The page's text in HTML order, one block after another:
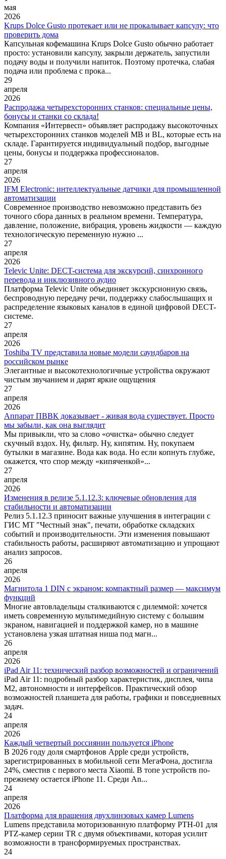
мая
2026
Krups Dolce Gusto протекает или не прокалывает капсулу: что
проверить дома
Капсульная кофемашина Krups Dolce Gusto обычно работает
просто: установили капсулу, закрыли держатель, запустили
подачу воды и получили напиток. Поэтому протечка, слабая
подача или проблема с прока...
29
апреля
2026
Распродажа четырехсторонних станков: специальные цены,
бонусы и станки со склада!
Компания «Интервесп» объявляет распродажу высокоточных
четырехсторонних станков моделей MB и BL, которые есть на
складе. Гарантируется индивидуальный подбор, выгодные
цены, бонусы и поддержка профессионалов.
27
апреля
2026
IFM Electronic: интеллектуальные датчики для промышленной
автоматизации
Современное производство невозможно представить без
точного сбора данных в реальном времени. Температура,
давление, положение, вибрация, уровень жидкости — каждую
технологическую переменную нужно ...
27
апреля
2026
Televic Unite: DECT-система для экскурсий, синхронного
перевода и инклюзивного аудио
Платформа Televic Unite объединяет экскурсионную связь,
беспроводную передачу речи, поддержку слабослышащих и
распределение языковых каналов в единой цифровой DECT-
системе.
27
апреля
2026
Toshiba TV представила новые модели саундбаров на
российском рынке
Элегантные и высокотехнологичные устройства окружают
чистым звучанием и дарят яркие ощущения
27
апреля
2026
Аппарат ПВВК доказывает - живая вода существует. Просто
мы забыли, как она выглядит
Мы привыкли, что за слово «очистка» обычно следует
скучный вздох. Ну, фильтр. Ну, кипятим. Ну, покупаем
бутылки в магазине. Вода как вода. Но если копнуть глубже,
окажется, что спор между «кипяченкой»...
27
апреля
2026
Изменения в релизе 5.1.12.3: ключевые обновления для
стабильности и автоматизации
Релиз 5.1.12.3 приносит важные улучшения в интеграции с
ГИС МТ "Честный знак", печати, обработке складских
событий и производительности. Эти изменения повышают
стабильность работы, расширяют автоматизацию и упрощают
анализ запросов.
26
апреля
2026
Магнитола 1 DIN с экраном: компактный размер — максимум
функций
Многие автовладельцы сталкиваются с дилеммой: хочется
иметь современную мультимедийную систему с большим
экраном, навигацией и поддержкой камер, но в машине
установлена узкая штатная ниша под магн...
26
апреля
2026
iPad Air 11: технический разбор возможностей и ограничений
iPad Air 11: подробный разбор характеристик, дисплея, чипа
M2, автономности и интерфейсов. Практический обзор
возможностей планшета для работы, графики и повседневных
задач.
24
апреля
2026
Каждый четвертый россиянин пользуется iPhone
В 2026 году доля смартфонов Apple среди устройств,
зарегистрированных в мобильной сети МегаФона, достигла
24%, сместив с первого места Xiaomi. В топе устройств по-
прежнему остается iPhone 11. Среди An...
24
апреля
2026
Платформа для вращения двухлинзовых камер Lumens
Lumens представила моторизованную платформу PTH-01 для
PTZ-камер серии TR с двумя объективами, которая усилит
возможности в трансформируемых пространствах.
24